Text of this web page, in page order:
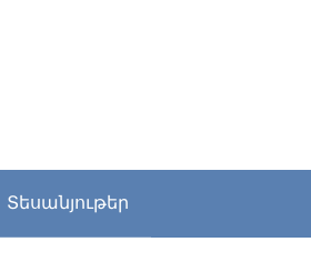
Տեսանյութեր